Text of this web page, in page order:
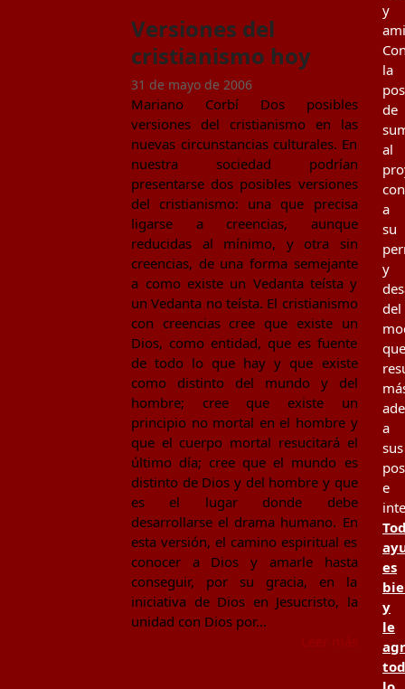
Versiones del
cristianismo hoy
31 de mayo de 2006
Mariano Corbí Dos posibles
versiones del cristianismo en las
nuevas circunstancias culturales. En
nuestra sociedad podrían
presentarse dos posibles versiones
del cristianismo: una que precisa
ligarse a creencias, aunque
reducidas al mínimo, y otra sin
creencias, de una forma semejante
a como existe un Vedanta teísta y
un Vedanta no teísta. El cristianismo
con creencias cree que existe un
Dios, como entidad, que es fuente
de todo lo que hay y que existe
como distinto del mundo y del
hombre; cree que existe un
principio no mortal en el hombre y
que el cuerpo mortal resucitará el
último día; cree que el mundo es
distinto de Dios y del hombre y que
es el lugar donde debe
desarrollarse el drama humano. En
esta versión, el camino espiritual es
conocer a Dios y amarle hasta
conseguir, por su gracia, en la
iniciativa de Dios en Jesucristo, la
unidad con Dios por…
y
la
de
al
a
su
y
del
que
a
sus
e
es
y
le